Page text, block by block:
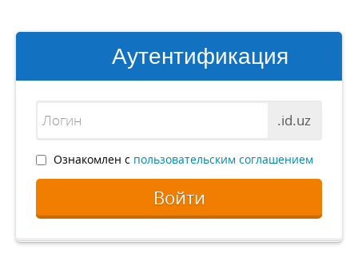
Аутентификация
.id.uz
Ознакомлен с пользовательским соглашением
Войти